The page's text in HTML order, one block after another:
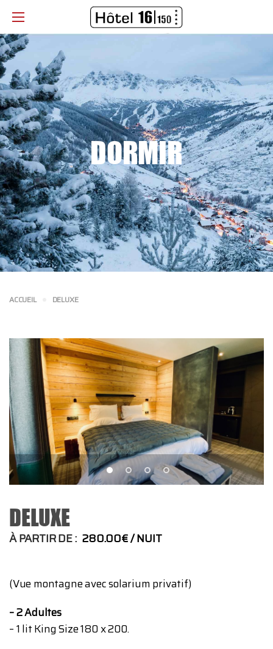
DORMIR
ACCUEIL DELUXE
DELUXE
À PARTIR DE : 280.00€ NUIT
(Vue montagne avec solarium privatif)
– 2 Adultes
– 1 lit King Size 180 x 200.